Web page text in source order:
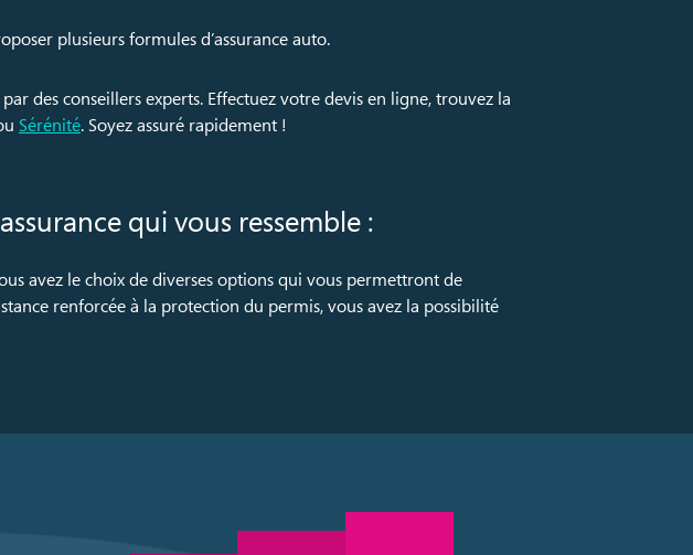
plusieurs formules d’assurance auto.
des conseillers experts. Effectuez votre devis en ligne, trouvez la
Sérénité. Soyez assuré rapidement !
qui vous ressemble :
avez le choix de diverses options qui vous permettront de
renforcée à la protection du permis, vous avez la possibilité